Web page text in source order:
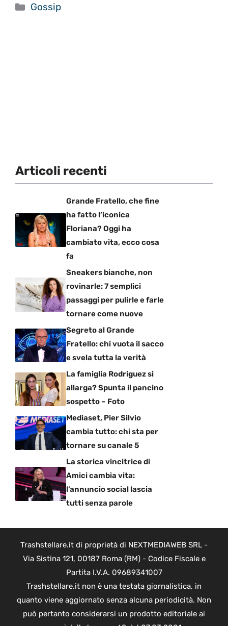
Categorie
Gossip
Articoli recenti
Grande Fratello, che fine
ha fatto l’iconica
Floriana? Oggi ha
cambiato vita, ecco cosa
fa
Sneakers bianche, non
rovinarle: 7 semplici
passaggi per pulirle e farle
tornare come nuove
Segreto al Grande
Fratello: chi vuota il sacco
e svela tutta la verità
La famiglia Rodriguez si
allarga? Spunta il pancino
sospetto – Foto
Mediaset, Pier Silvio
cambia tutto: chi sta per
tornare su canale 5
La storica vincitrice di
Amici cambia vita:
l’annuncio social lascia
tutti senza parole
Trashstellare.it di proprietà di NEXTMEDIAWEB SRL -
Via Sistina 121, 00187 Roma (RM) - Codice Fiscale e
Partita I.V.A. 09689341007
Trashstellare.it non è una testata giornalistica, in
quanto viene aggiornato senza alcuna periodicità. Non
può pertanto considerarsi un prodotto editoriale ai